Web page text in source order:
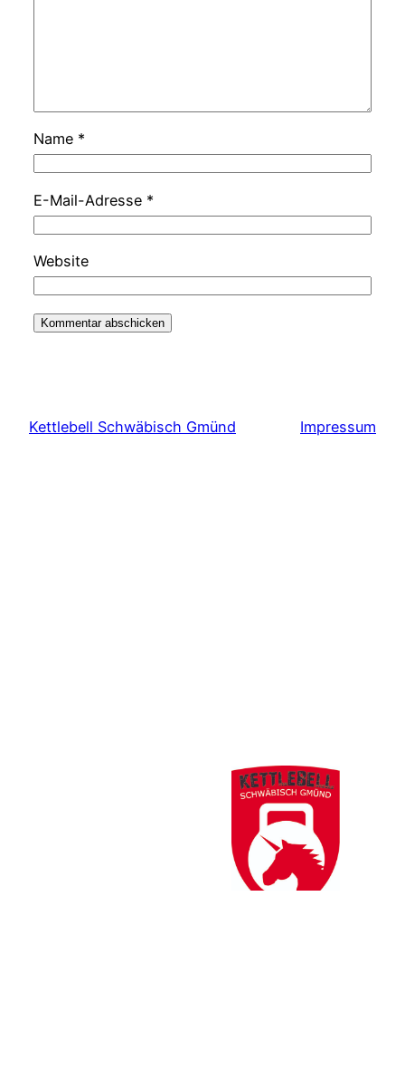
Name *
E-Mail-Adresse *
Website
Kettlebell Schwäbisch Gmünd Impressum